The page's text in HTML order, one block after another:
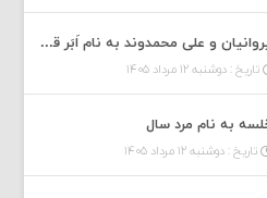
دانلود آهنگ فرید پیروانیان و علی محمدوند به نام اَبَر قدرت
تاریخ : دوشنبه ۱۲ مرداد ۱۴۰۵
به نام مرد سال
تاریخ : دوشنبه ۱۲ مرداد ۱۴۰۵